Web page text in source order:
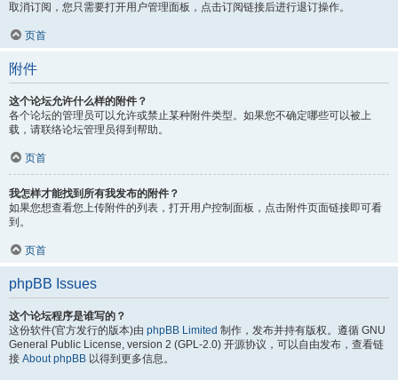
取消订阅，您只需要打开用户管理面板，点击订阅链接后进行退订操作。
页首
附件
这个论坛允许什么样的附件？
各个论坛的管理员可以允许或禁止某种附件类型。如果您不确定哪些可以被上
载，请联络论坛管理员得到帮助。
页首
我怎样才能找到所有我发布的附件？
如果您想查看您上传附件的列表，打开用户控制面板，点击附件页面链接即可看
到。
页首
phpBB Issues
这个论坛程序是谁写的？
这份软件(官方发行的版本)由 phpBB Limited 制作，发布并持有版权。遵循 GNU
General Public License, version 2 (GPL-2.0) 开源协议，可以自由发布，查看链
接 About phpBB 以得到更多信息。